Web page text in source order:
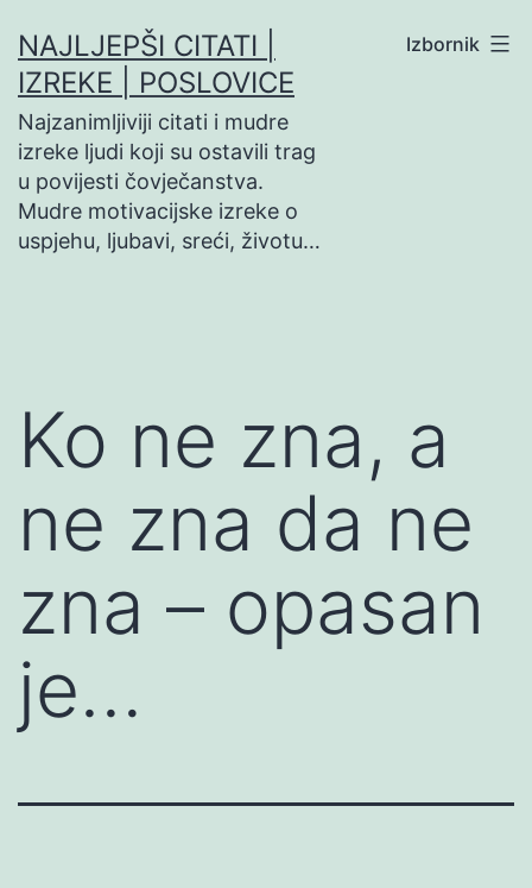
na
sadržaj
NAJLJEPŠI CITATI |
IZREKE | POSLOVICE
Najzanimljiviji citati i mudre
izreke ljudi koji su ostavili trag
u povijesti čovječanstva.
Mudre motivacijske izreke o
uspjehu, ljubavi, sreći, životu…
Izbornik
Ko ne zna, a
ne zna da ne
zna – opasan
je…